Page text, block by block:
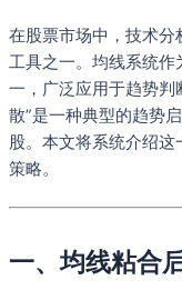
在股票市场中，技术
工具之一。均线系统作
一，广泛应用于趋势判
散”是一种典型的趋势
股。本文将系统介绍
策略。
一、均线粘合